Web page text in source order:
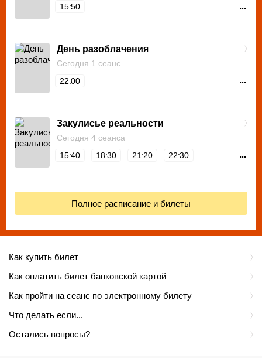
Как купить билет
Как оплатить билет банковской картой
Как пройти на сеанс по электронному билету
Что делать если...
Остались вопросы?
15:50
...
День разоблачения
Сегодня 1 сеанс
22:00
...
Закулисье реальности
Сегодня 4 сеанса
15:40
18:30 21:20 22:30 ...
Полное расписание и билеты